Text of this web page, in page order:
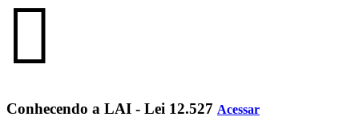
Conhecendo a LAI - Lei 12.527 Acessar